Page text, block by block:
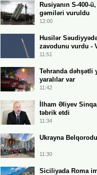
Rusiyanın S-400-
gəmiləri vuruldu
12:00
Husilər
zavodunu vurdu -
11:51
Tehranda dəhşətli
yaralılar var
11:42
İlham Əliyev
təbrik etdi
11:34
Ukrayna
11:30
Siciliyada Roma